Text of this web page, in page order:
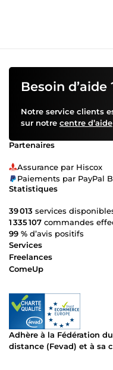
et respect des délais ✔️
garanties ✔️
vous du temps et
Besoin d’aide
Notre service clients
sur notre centre d’aide
Partenaires
Assurance par Hiscox
Paiements par PayPal
Statistiques
39 013 services
1 335 107 commandes
99 % d’avis positifs
Services
Freelances
ComeUp
Adhère à la Fédération
distance (Fevad) et à sa